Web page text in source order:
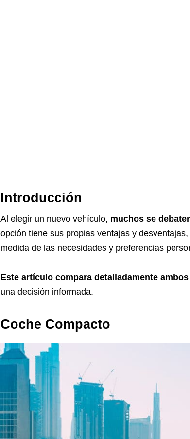
Introducción
Al elegir un nuevo vehículo, muchos se
opción tiene sus propias ventajas y
medida de las necesidades y preferencias
Este artículo compara detalladamente
una decisión informada.
Coche Compacto